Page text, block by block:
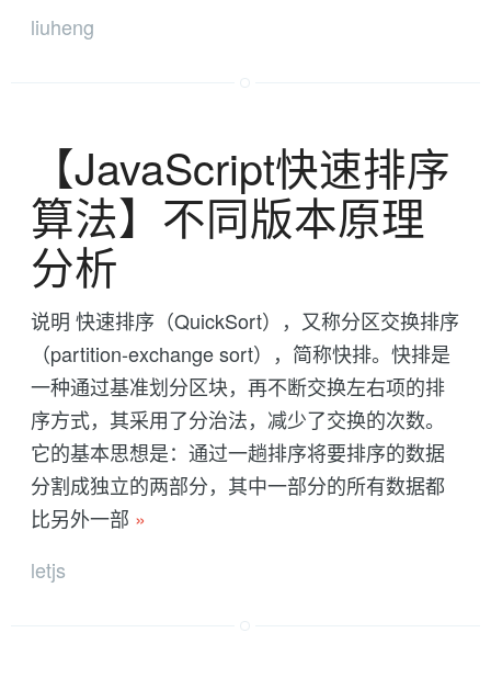
liuheng
【JavaScript快速排序
算法】不同版本原理
分析
说明 快速排序（QuickSort），又称分区交换排序
（partition-exchange sort），简称快排。快排是
一种通过基准划分区块，再不断交换左右项的排
序方式，其采用了分治法，减少了交换的次数。
它的基本思想是：通过一趟排序将要排序的数据
分割成独立的两部分，其中一部分的所有数据都
比另外一部 »
letjs